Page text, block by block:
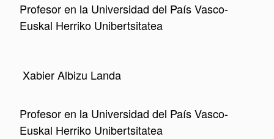
Profesoren la Universidad del País Vasco-
Euskal Herriko Unibertsitatea
Xabier Albizu Landa
Profesoren la Universidad del País Vasco-
Euskal Herriko Unibertsitatea